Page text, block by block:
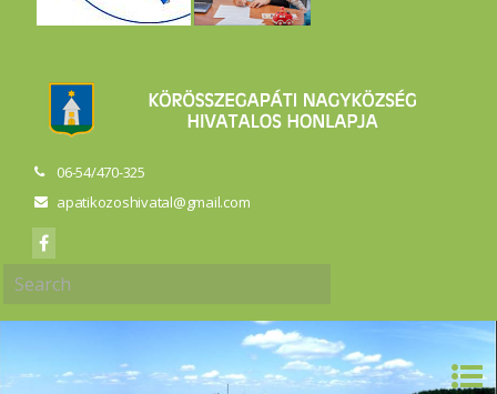
06-54/470-325
apatikozoshivatal@gmail.com